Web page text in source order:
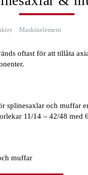
Maskinelement
oftast för att tillåta
splinesaxlar och muffar
11/14 – 42/48 med